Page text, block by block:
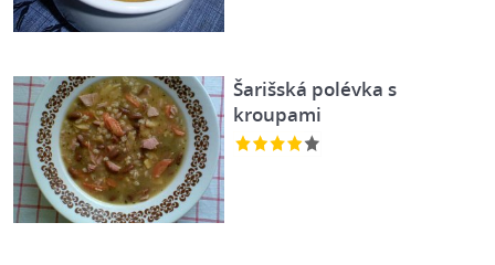
Šarišská polévka s
kroupami